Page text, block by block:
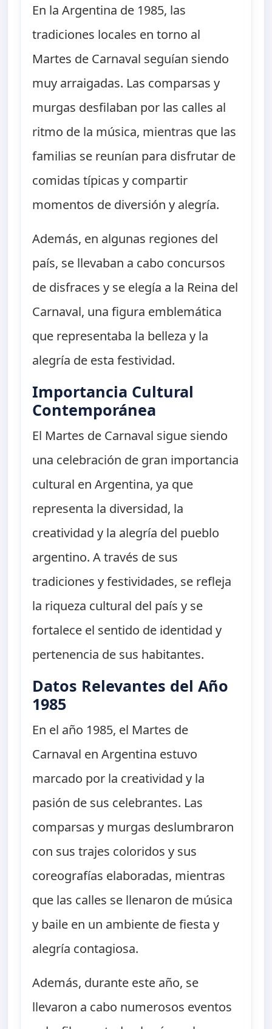
En la Argentina de 1985, las
tradiciones locales en torno al
Martes de Carnaval seguían siendo
muy arraigadas. Las comparsas y
murgas desfilaban por las calles al
ritmo de la música, mientras que las
familias se reunían para disfrutar de
comidas típicas y compartir
momentos de diversión y alegría.
Además, en algunas regiones del
país, se llevaban a cabo concursos
de disfraces y se elegía a la Reina del
Carnaval, una figura emblemática
que representaba la belleza y la
alegría de esta festividad.
Importancia Cultural
Contemporánea
El Martes de Carnaval sigue siendo
una celebración de gran importancia
cultural en Argentina, ya que
representa la diversidad, la
creatividad y la alegría del pueblo
argentino. A través de sus
tradiciones y festividades, se refleja
la riqueza cultural del país y se
fortalece el sentido de identidad y
pertenencia de sus habitantes.
Datos Relevantes del Año
1985
En el año 1985, el Martes de
Carnaval en Argentina estuvo
marcado por la creatividad y la
pasión de sus celebrantes. Las
comparsas y murgas deslumbraron
con sus trajes coloridos y sus
coreografías elaboradas, mientras
que las calles se llenaron de música
y baile en un ambiente de fiesta y
alegría contagiosa.
Además, durante este año, se
llevaron a cabo numerosos eventos